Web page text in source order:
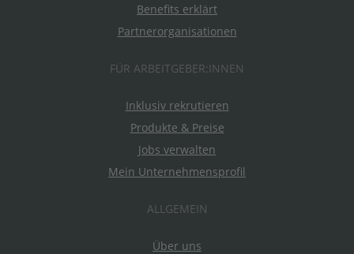
Benefits erklärt
Partnerorganisationen
FÜR ARBEITGEBER:INNEN
Inklusiv rekrutieren
Produkte & Preise
Jobs verwalten
Mein Unternehmensprofil
ALLGEMEIN
Über uns